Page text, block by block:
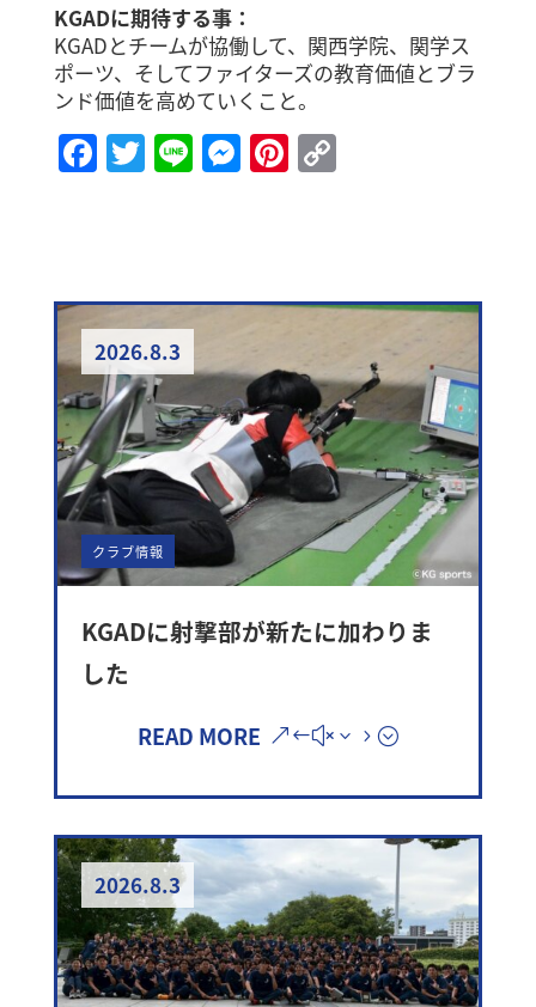
KGADに期待する事：
KGADとチームが協働して、関西学院、関学ス
ポーツ、そしてファイターズの教育価値とブラ
ンド価値を高めていくこと。
Facebook
Twitter
LineMessenger
Pinterest
Copy
2026.8.3
クラブ情報
KGADに射撃部が新たに加わりま
した
READ MORE
2026.8.3